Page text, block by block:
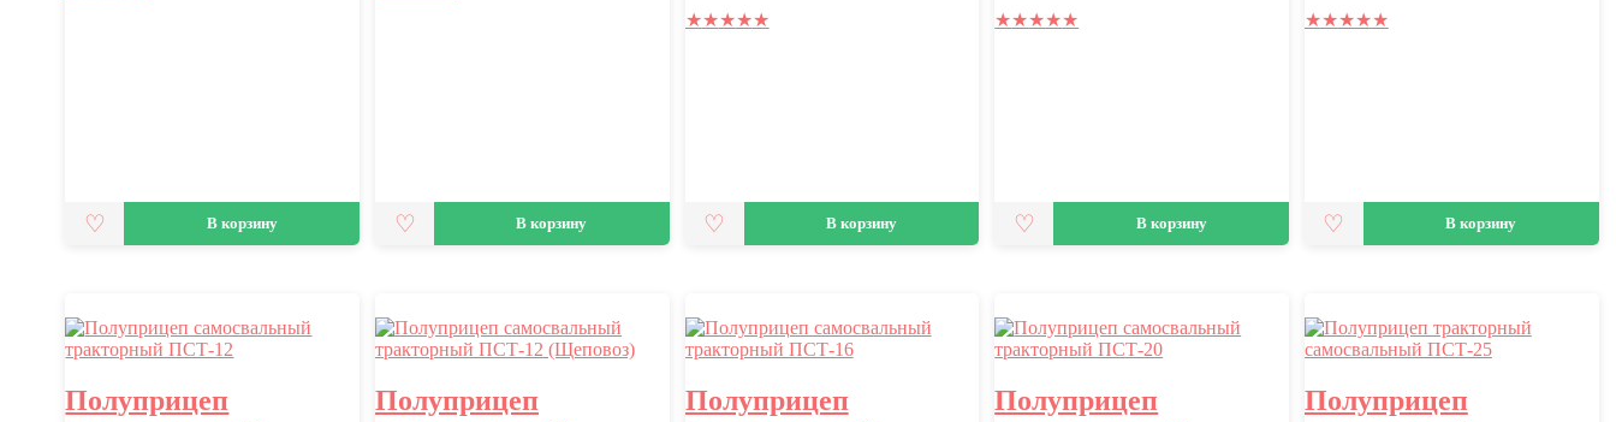
В корзину В корзину
★★★★★
В корзину
★★★★★
В корзину
★★★★★
В корзину
Полуприцеп
Полуприцеп
Полуприцеп
Полуприцеп
Полуприцеп